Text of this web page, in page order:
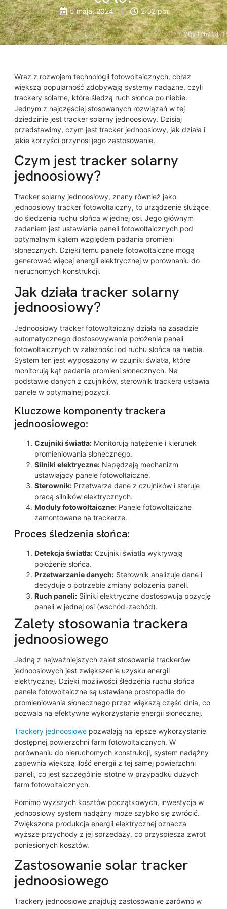
5 maja, 2024 2:32 pm
Wraz z rozwojem technologii fotowoltaicznych, coraz
większą popularność zdobywają systemy nadążne, czyli
trackery solarne, które śledzą ruch słońca po niebie.
Jednym z najczęściej stosowanych rozwiązań w tej
dziedzinie jest tracker solarny jednoosiowy. Dzisiaj
przedstawimy, czym jest tracker jednoosiowy, jak działa i
jakie korzyści przynosi jego zastosowanie.
Czym jest tracker solarny
jednoosiowy?
Tracker solarny jednoosiowy, znany również jako
jednoosiowy tracker fotowoltaiczny, to urządzenie służące
do śledzenia ruchu słońca w jednej osi. Jego głównym
zadaniem jest ustawianie paneli fotowoltaicznych pod
optymalnym kątem względem padania promieni
słonecznych. Dzięki temu panele fotowoltaiczne mogą
generować więcej energii elektrycznej w porównaniu do
nieruchomych konstrukcji.
Jak działa tracker solarny
jednoosiowy?
Jednoosiowy tracker fotowoltaiczny działa na zasadzie
automatycznego dostosowywania położenia paneli
fotowoltaicznych w zależności od ruchu słońca na niebie.
System ten jest wyposażony w czujniki światła, które
monitorują kąt padania promieni słonecznych. Na
podstawie danych z czujników, sterownik trackera ustawia
panele w optymalnej pozycji.
Kluczowe komponenty trackera
jednoosiowego:
Czujniki światła: Monitorują natężenie i kierunek
promieniowania słonecznego.
Silniki elektryczne: Napędzają mechanizm
ustawiający panele fotowoltaiczne.
Sterownik: Przetwarza dane z czujników i steruje
pracą silników elektrycznych.
Moduły fotowoltaiczne: Panele fotowoltaiczne
zamontowane na trackerze.
Proces śledzenia słońca:
Detekcja światła: Czujniki światła wykrywają
położenie słońca.
Przetwarzanie danych: Sterownik analizuje dane i
decyduje o potrzebie zmiany położenia paneli.
Ruch paneli: Silniki elektryczne dostosowują pozycję
paneli w jednej osi (wschód-zachód).
Zalety stosowania trackera
jednoosiowego
Jedną z najważniejszych zalet stosowania trackerów
jednoosiowych jest zwiększenie uzysku energii
elektrycznej. Dzięki możliwości śledzenia ruchu słońca
panele fotowoltaiczne są ustawiane prostopadle do
promieniowania słonecznego przez większą część dnia, co
pozwala na efektywne wykorzystanie energii słonecznej.
Trackery jednoosiowe pozwalają na lepsze wykorzystanie
dostępnej powierzchni farm fotowoltaicznych. W
porównaniu do nieruchomych konstrukcji, system nadążny
zapewnia większą ilość energii z tej samej powierzchni
paneli, co jest szczególnie istotne w przypadku dużych
farm fotowoltaicznych.
Pomimo wyższych kosztów początkowych, inwestycja w
jednoosiowy system nadążny może szybko się zwrócić.
Zwiększona produkcja energii elektrycznej oznacza
wyższe przychody z jej sprzedaży, co przyspiesza zwrot
poniesionych kosztów.
Zastosowanie solar tracker
jednoosiowego
Trackery jednoosiowe znajdują zastosowanie zarówno w